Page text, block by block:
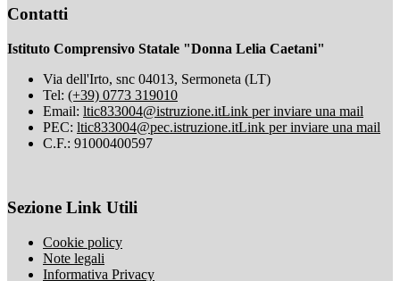
Contatti
Istituto Comprensivo Statale "Donna Lelia Caetani"
Via dell'Irto, snc 04013, Sermoneta (LT)
Tel: (+39) 0773 319010
Email: ltic833004@istruzione.itLink per inviare una mail
PEC: ltic833004@pec.istruzione.itLink per inviare una mail
C.F.: 91000400597
Sezione Link Utili
Cookie policy
Note legali
Informativa Privacy